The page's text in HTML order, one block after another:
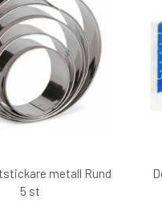
Smoother
75 kr
€7.10
metall Rund
5 st